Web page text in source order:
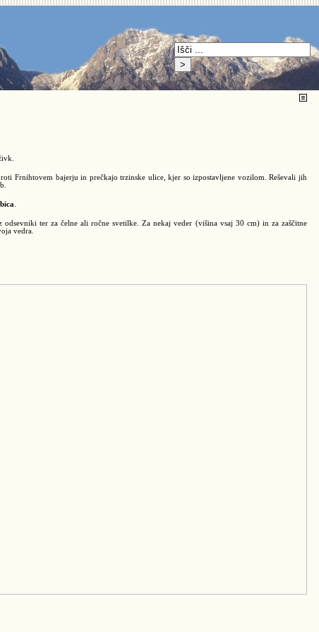
Frnihtovem bajerju in prečkajo trzinske ulice, kjer so izpostavljene vozilom. Reševali jih
ter za čelne ali ročne svetilke. Za nekaj veder (višina vsaj 30 cm) in za zaščitne
vedra.